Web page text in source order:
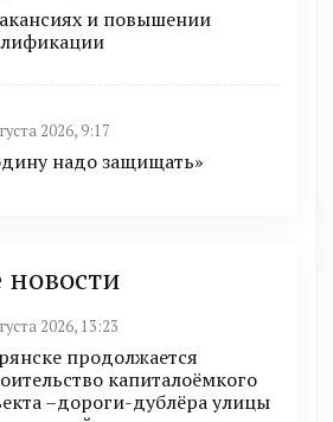
и повышении
2026, 9:17
надо защищать»
2026, 13:23
продолжается
капиталоёмкого
–дороги-дублёра улицы